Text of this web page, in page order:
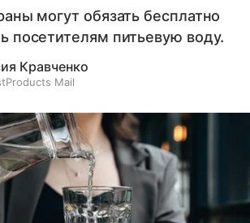
могут обязать бесплатно
посетителям питьевую воду.
Кравченко
Mail